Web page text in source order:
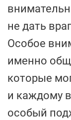
не дать
Особое
именно
которые
и каждому
особый